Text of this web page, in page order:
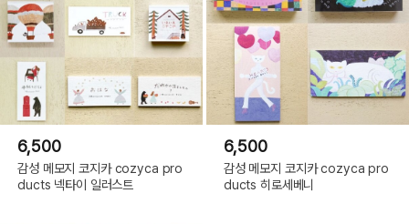
6,500
감성 메모지 코지카 cozyca pro
ducts 넥타이 일러스트
6,500
감성 메모지 코지카 cozyca pro
ducts 히로세베니